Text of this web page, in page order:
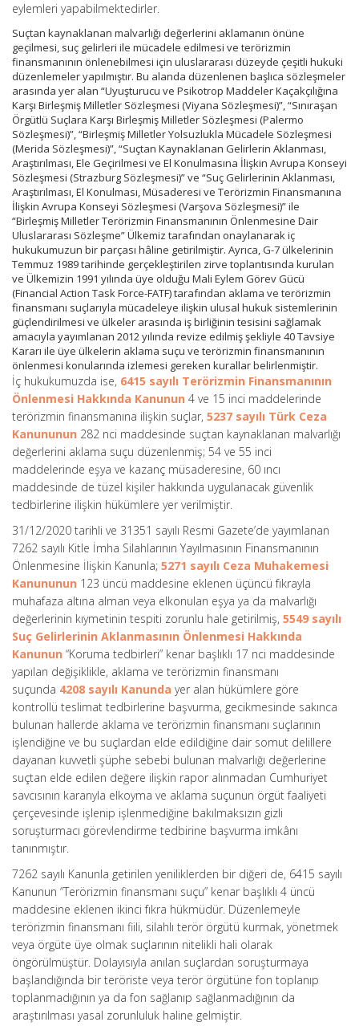
eylemleri yapabilmektedirler.
Suçtan kaynaklanan malvarlığı değerlerini aklamanın önüne
geçilmesi, suç gelirleri ile mücadele edilmesi ve terörizmin
finansmanının önlenebilmesi için uluslararası düzeyde çeşitli hukuki
düzenlemeler yapılmıştır. Bu alanda düzenlenen başlıca sözleşmeler
arasında yer alan “Uyuşturucu ve Psikotrop Maddeler Kaçakçılığına
Karşı Birleşmiş Milletler Sözleşmesi (Viyana Sözleşmesi)”, “Sınıraşan
Örgütlü Suçlara Karşı Birleşmiş Milletler Sözleşmesi (Palermo
Sözleşmesi)”, “Birleşmiş Milletler Yolsuzlukla Mücadele Sözleşmesi
(Merida Sözleşmesi)”, “Suçtan Kaynaklanan Gelirlerin Aklanması,
Araştırılması, Ele Geçirilmesi ve El Konulmasına İlişkin Avrupa Konseyi
Sözleşmesi (Strazburg Sözleşmesi)” ve “Suç Gelirlerinin Aklanması,
Araştırılması, El Konulması, Müsaderesi ve Terörizmin Finansmanına
İlişkin Avrupa Konseyi Sözleşmesi (Varşova Sözleşmesi)” ile
“Birleşmiş Milletler Terörizmin Finansmanının Önlenmesine Dair
Uluslararası Sözleşme” Ülkemiz tarafından onaylanarak iç
hukukumuzun bir parçası hâline getirilmiştir. Ayrıca, G-7 ülkelerinin
Temmuz 1989 tarihinde gerçekleştirilen zirve toplantısında kurulan
ve Ülkemizin 1991 yılında üye olduğu Mali Eylem Görev Gücü
(Financial Action Task Force-FATF) tarafından aklama ve terörizmin
finansmanı suçlarıyla mücadeleye ilişkin ulusal hukuk sistemlerinin
güçlendirilmesi ve ülkeler arasında iş birliğinin tesisini sağlamak
amacıyla yayımlanan 2012 yılında revize edilmiş şekliyle 40 Tavsiye
Kararı ile üye ülkelerin aklama suçu ve terörizmin finansmanının
önlenmesi konularında izlemesi gereken kurallar belirlenmiştir.
İç hukukumuzda ise, 6415 sayılı Terörizmin Finansmanının
Önlenmesi Hakkında Kanunun 4 ve 15 inci maddelerinde
terörizmin finansmanına ilişkin suçlar, 5237 sayılı Türk Ceza
Kanununun 282 nci maddesinde suçtan kaynaklanan malvarlığı
değerlerini aklama suçu düzenlenmiş; 54 ve 55 inci
maddelerinde eşya ve kazanç müsaderesine, 60 ıncı
maddesinde de tüzel kişiler hakkında uygulanacak güvenlik
tedbirlerine ilişkin hükümlere yer verilmiştir.
31/12/2020 tarihli ve 31351 sayılı Resmi Gazete’de yayımlanan
7262 sayılı Kitle İmha Silahlarının Yayılmasının Finansmanının
Önlenmesine İlişkin Kanunla; 5271 sayılı Ceza Muhakemesi
Kanununun 123 üncü maddesine eklenen üçüncü fıkrayla
muhafaza altına alman veya elkonulan eşya ya da malvarlığı
değerlerinin kıymetinin tespiti zorunlu hale getirilmiş, 5549 sayılı
Suç Gelirlerinin Aklanmasının Önlenmesi Hakkında
Kanunun “Koruma tedbirleri” kenar başlıklı 17 nci maddesinde
yapılan değişiklikle, aklama ve terörizmin finansmanı
suçunda 4208 sayılı Kanunda yer alan hükümlere göre
kontrollü teslimat tedbirlerine başvurma, gecikmesinde sakınca
bulunan hallerde aklama ve terörizmin finansmanı suçlarının
işlendiğine ve bu suçlardan elde edildiğine dair somut delillere
dayanan kuvvetli şüphe sebebi bulunan malvarlığı değerlerine
suçtan elde edilen değere ilişkin rapor alınmadan Cumhuriyet
savcısının kararıyla elkoyma ve aklama suçunun örgüt faaliyeti
çerçevesinde işlenip işlenmediğine bakılmaksızın gizli
soruşturmacı görevlendirme tedbirine başvurma imkânı
tanınmıştır.
7262 sayılı Kanunla getirilen yeniliklerden bir diğeri de, 6415 sayılı
Kanunun “Terörizmin finansmanı suçu” kenar başlıklı 4 üncü
maddesine eklenen ikinci fıkra hükmüdür. Düzenlemeyle
terörizmin finansmanı fiili, silahlı terör örgütü kurmak, yönetmek
veya örgüte üye olmak suçlarının nitelikli hali olarak
öngörülmüştür. Dolayısıyla anılan suçlardan soruşturmaya
başlandığında bir teröriste veya terör örgütüne fon toplanıp
toplanmadığının ya da fon sağlanıp sağlanmadığının da
araştırılması yasal zorunluluk haline gelmiştir.